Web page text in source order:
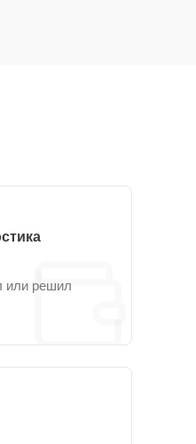
или решил